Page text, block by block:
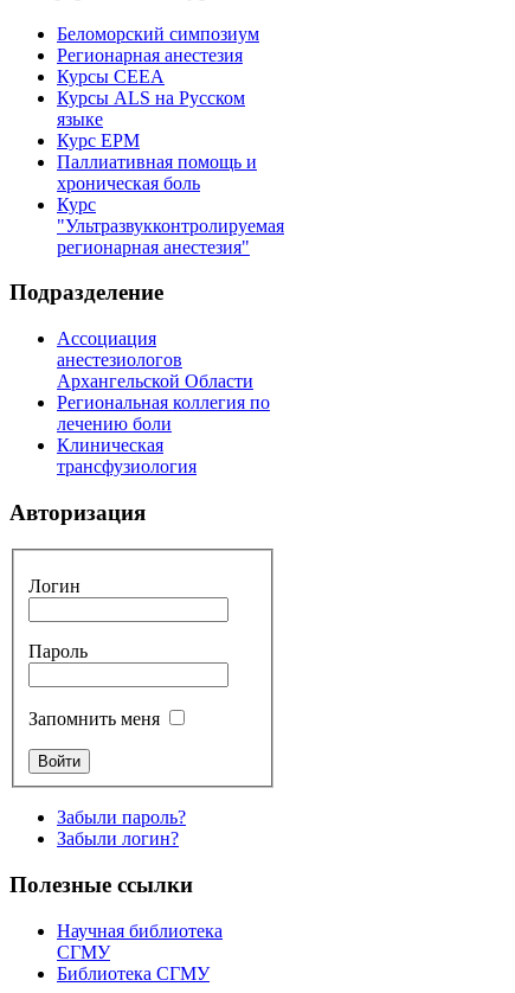
Беломорский симпозиум
Регионарная анестезия
Курсы CEEA
Курсы ALS на Русском
языке
Курс EPM
Паллиативная помощь и
хроническая боль
Курс
"Ультразвукконтролируемая
регионарная анестезия"
Подразделение
Ассоциация
анестезиологов
Архангельской Области
Региональная коллегия по
лечению боли
Клиническая
трансфузиология
Авторизация
Логин
Пароль
Запомнить меня
Забыли пароль?
Забыли логин?
Полезные ссылки
Научная библиотека
СГМУ
Библиотека СГМУ